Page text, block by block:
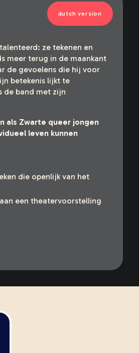
dutch version
ze tekenen en
meer terug in de maankant
de gevoelens die hij voor
betekenis lijkt te
de band met zijn
als Zwarte queer jongen
leven kunnen
die openlijk van het
een theatervoorstelling